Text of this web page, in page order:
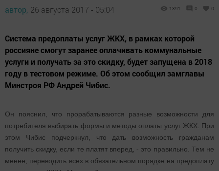
автор, 26 августа 2017 - 05:04 1391 0 0
Система предоплаты услуг ЖКХ, в рамках которой
россияне смогут заранее оплачивать коммунальные
услуги и получать за это скидку, будет запущена в 2018
году в тестовом режиме. Об этом сообщил замглавы
Минстроя РФ Андрей Чибис.
Он пояснил, что прорабатываются разные возможности для
потребителя выбирать формы и методы оплаты услуг ЖКХ. При
этом Чибис подчеркнул, что дать возможность гражданам
получить скидку, если те платят вперед, - это правильно. Тем не
менее, переводить всех в обязательном порядке на предоплату